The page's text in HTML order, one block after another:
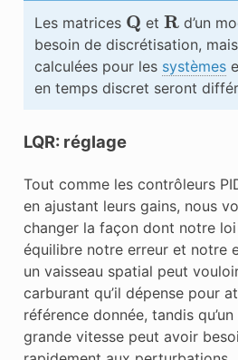
Les matrices Q et R d’un
besoin de discrétisation,
calculées pour les systèmes
en temps discret seront
LQR: réglage
Tout comme les contrôleurs
en ajustant leurs gains, nous
changer la façon dont notre
équilibre notre erreur et notre
un vaisseau spatial peut
carburant qu’il dépense pour
référence donnée, tandis
grande vitesse peut avoir